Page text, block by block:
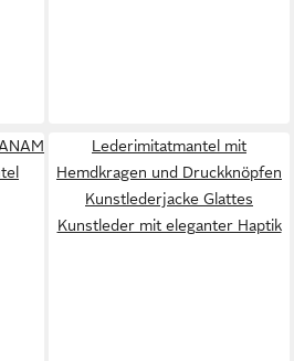
Lederimitatmantel mit
Hemdkragen und Druckknöpfen
Kunstlederjacke Glattes
Kunstleder mit eleganter Haptik